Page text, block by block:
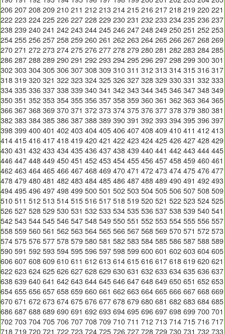
206 207 208 209 210 211 212 213 214 215 216 217 218 219 220 221
222 223 224 225 226 227 228 229 230 231 232 233 234 235 236 237
238 239 240 241 242 243 244 245 246 247 248 249 250 251 252 253
254 255 256 257 258 259 260 261 262 263 264 265 266 267 268 269
270 271 272 273 274 275 276 277 278 279 280 281 282 283 284 285
286 287 288 289 290 291 292 293 294 295 296 297 298 299 300 301
302 303 304 305 306 307 308 309 310 311 312 313 314 315 316 317
318 319 320 321 322 323 324 325 326 327 328 329 330 331 332 333
334 335 336 337 338 339 340 341 342 343 344 345 346 347 348 349
350 351 352 353 354 355 356 357 358 359 360 361 362 363 364 365
366 367 368 369 370 371 372 373 374 375 376 377 378 379 380 381
382 383 384 385 386 387 388 389 390 391 392 393 394 395 396 397
398 399 400 401 402 403 404 405 406 407 408 409 410 411 412 413
414 415 416 417 418 419 420 421 422 423 424 425 426 427 428 429
430 431 432 433 434 435 436 437 438 439 440 441 442 443 444 445
446 447 448 449 450 451 452 453 454 455 456 457 458 459 460 461
462 463 464 465 466 467 468 469 470 471 472 473 474 475 476 477
478 479 480 481 482 483 484 485 486 487 488 489 490 491 492 493
494 495 496 497 498 499 500 501 502 503 504 505 506 507 508 509
510 511 512 513 514 515 516 517 518 519 520 521 522 523 524 525
526 527 528 529 530 531 532 533 534 535 536 537 538 539 540 541
542 543 544 545 546 547 548 549 550 551 552 553 554 555 556 557
558 559 560 561 562 563 564 565 566 567 568 569 570 571 572 573
574 575 576 577 578 579 580 581 582 583 584 585 586 587 588 589
590 591 592 593 594 595 596 597 598 599 600 601 602 603 604 605
606 607 608 609 610 611 612 613 614 615 616 617 618 619 620 621
622 623 624 625 626 627 628 629 630 631 632 633 634 635 636 637
638 639 640 641 642 643 644 645 646 647 648 649 650 651 652 653
654 655 656 657 658 659 660 661 662 663 664 665 666 667 668 669
670 671 672 673 674 675 676 677 678 679 680 681 682 683 684 685
686 687 688 689 690 691 692 693 694 695 696 697 698 699 700 701
702 703 704 705 706 707 708 709 710 711 712 713 714 715 716 717
718 719 720 721 722 723 724 725 726 727 728 729 730 731 732 733